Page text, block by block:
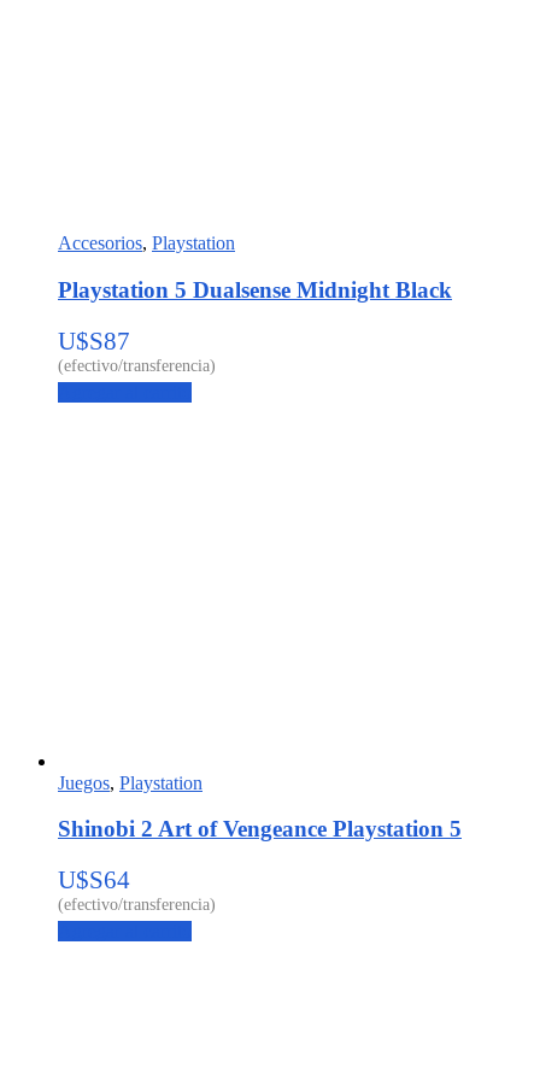
Accesorios, Playstation
Playstation 5 Dualsense Midnight Black
U$S87
Juegos, Playstation
Shinobi 2 Art of Vengeance Playstation 5
U$S64